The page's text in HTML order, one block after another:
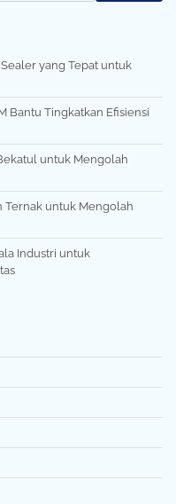
yang Tepat untuk
Bantu Tingkatkan Efisiensi
untuk Mengolah
Ternak untuk Mengolah
Industri untuk